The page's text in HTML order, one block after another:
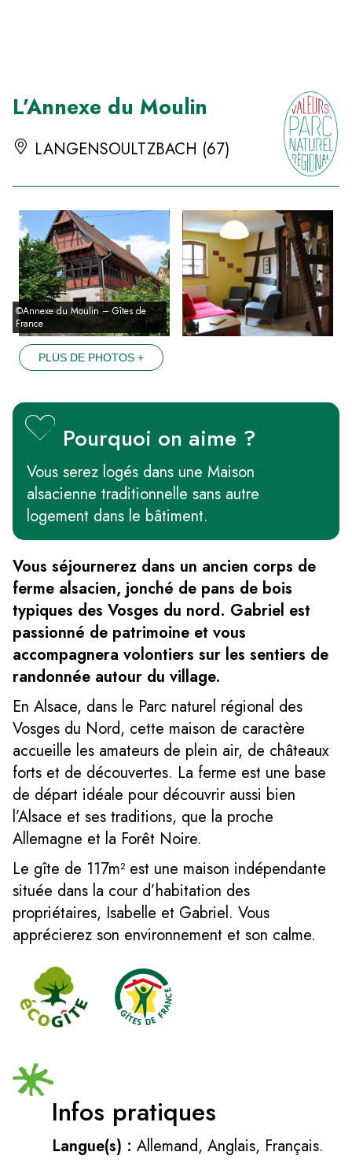
L’Annexe du Moulin
LANGENSOULTZBACH (67)
©Annexe du Moulin – Gîtes de
France
PLUS DE PHOTOS +
Pourquoi on aime ?
Vous serez logés dans une Maison
alsacienne traditionnelle sans autre
logement dans le bâtiment.
Vous séjournerez dans un ancien corps de
ferme alsacien, jonché de pans de bois
typiques des Vosges du nord. Gabriel est
passionné de patrimoine et vous
accompagnera volontiers sur les sentiers de
randonnée autour du village.
En Alsace, dans le Parc naturel régional des
Vosges du Nord, cette maison de caractère
accueille les amateurs de plein air, de châteaux
forts et de découvertes. La ferme est une base
de départ idéale pour découvrir aussi bien
l’Alsace et ses traditions, que la proche
Allemagne et la Forêt Noire.
Le gîte de 117m² est une maison indépendante
située dans la cour d’habitation des
propriétaires, Isabelle et Gabriel. Vous
apprécierez son environnement et son calme.
Infos pratiques
Langue(s) : Allemand, Anglais, Français.